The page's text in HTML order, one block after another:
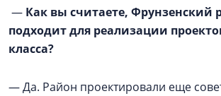
— Как вы считаете, Фрунзенский
подходит для реализации
класса?
— Да. Район проектировали еще